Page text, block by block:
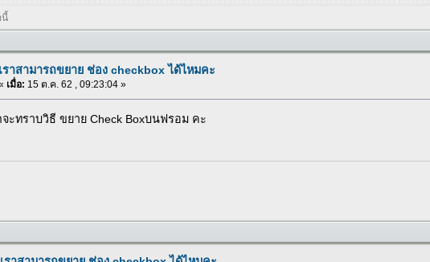
นี้
เราสามารถขยาย ช่อง checkbox ได้ไหมคะ
เมื่อ: 15 ต.ค. 62 , 09:23:04 »
จะทราบวิธี ขยาย Check Boxบนฟรอม คะ